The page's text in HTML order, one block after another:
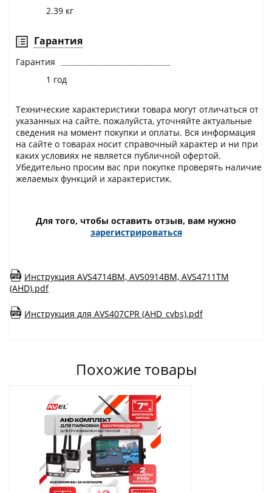
2.39 кг
Гарантия
Гарантия
1 год
Технические характеристики товара могут отличаться от
указанных на сайте, пожалуйста, уточняйте актуальные
сведения на момент покупки и оплаты. Вся информация
на сайте о товарах носит справочный характер и ни при
каких условиях не является публичной офертой.
Убедительно просим вас при покупке проверять наличие
желаемых функций и характеристик.
Для того, чтобы оставить отзыв, вам нужно
зарегистрироваться
Инструкция AVS4714BM, AVS0914BM, AVS4711TM
(AHD).pdf
Инструкция для AVS407CPR (AHD_cvbs).pdf
Похожие товары